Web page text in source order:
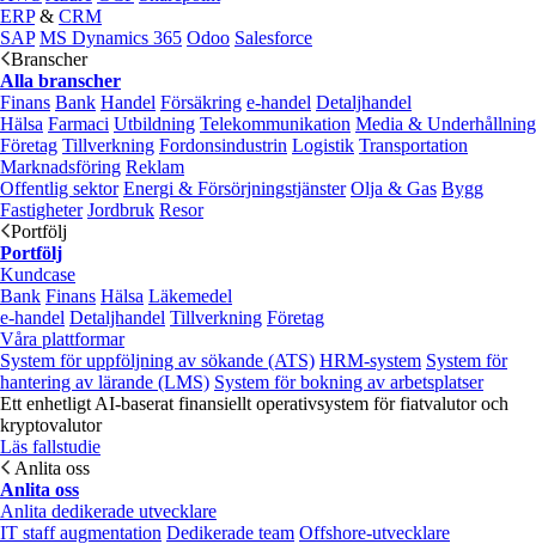
ERP& CRM
SAP MS Dynamics 365 Odoo Salesforce
Branscher
Alla branscher
Finans Bank Handel Försäkring e‑handel Detaljhandel
Hälsa Farmaci Utbildning Telekommunikation Media & Underhållning
Företag Tillverkning Fordonsindustrin Logistik Transportation
Marknadsföring Reklam
Offentlig sektor Energi & Försörjningstjänster Olja & Gas Bygg
Fastigheter Jordbruk Resor
Portfölj
Portfölj
Kundcase
Bank Finans Hälsa Läkemedel
e‑handel Detaljhandel Tillverkning Företag
Våra plattformar
System för uppföljning av sökande (ATS) HRM-system System för
hantering av lärande (LMS) System för bokning av arbetsplatser
Ett enhetligt AI-baserat finansiellt operativsystem för fiatvalutor och
kryptovalutor
Läs fallstudie
Anlita oss
Anlita oss
Anlita dedikerade utvecklare
IT staff augmentation Dedikerade team Offshore-utvecklare